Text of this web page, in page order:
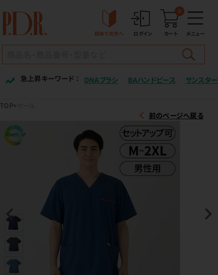
初めての方へ ログイン カート
0
メニュー
急上昇キーワード ： DNAブラシ BAハンドピース サンスター
TOP
前のページへ戻る